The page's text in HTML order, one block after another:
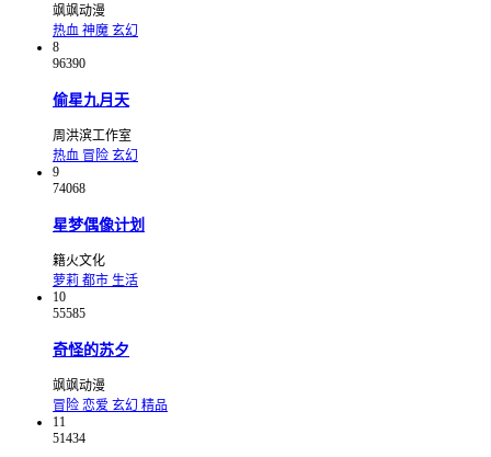
飒飒动漫
热血 神魔 玄幻
8
96390
偷星九月天
周洪滨工作室
热血 冒险 玄幻
9
74068
星梦偶像计划
籍火文化
萝莉 都市 生活
10
55585
奇怪的苏夕
飒飒动漫
冒险 恋爱 玄幻 精品
11
51434